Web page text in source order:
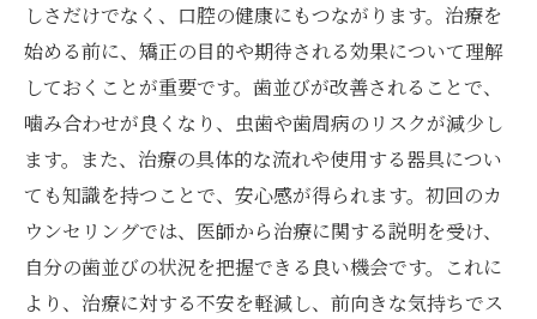
ライフスタイルに合わせた矯正治療選び
患者の声から見る各治療法の満足度
治療期間と痛みの比較
費用面から見た矯正治療の選択
高田駅で受けるオーダーメイド歯並び矯正の魅
力
あなた専用の矯正プランの作り方
個別ニーズに応じた柔軟な治療計画
しさだけでなく、口腔の健康にもつながります。治療を
始める前に、矯正の目的や期待される効果について理解
しておくことが重要です。歯並びが改善されることで、
噛み合わせが良くなり、虫歯や歯周病のリスクが減少し
ます。また、治療の具体的な流れや使用する器具につい
ても知識を持つことで、安心感が得られます。初回のカ
ウンセリングでは、医師から治療に関する説明を受け、
自分の歯並びの状況を把握できる良い機会です。これに
より、治療に対する不安を軽減し、前向きな気持ちでス